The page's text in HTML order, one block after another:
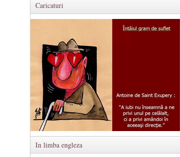
Caricaturi
In limba engleza